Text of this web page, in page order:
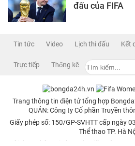
đấu của FIFA
Tin tức Video Lịch thi đấu Kết
Trực tiếp Thống kê
Trang thông tin điện tử tổng hợp
QUẢN: Công ty Cổ phần Truyền
Giấy phép số: 150/GP-SVHTT cấp ngày
Thể thao TP. Hà
Nội dung thông tin hợp tác giữa Công ty